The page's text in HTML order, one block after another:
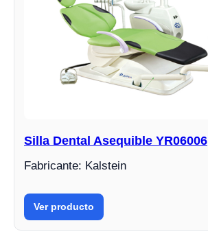
Silla Dental Asequible YR06006
Fabricante: Kalstein
Ver producto